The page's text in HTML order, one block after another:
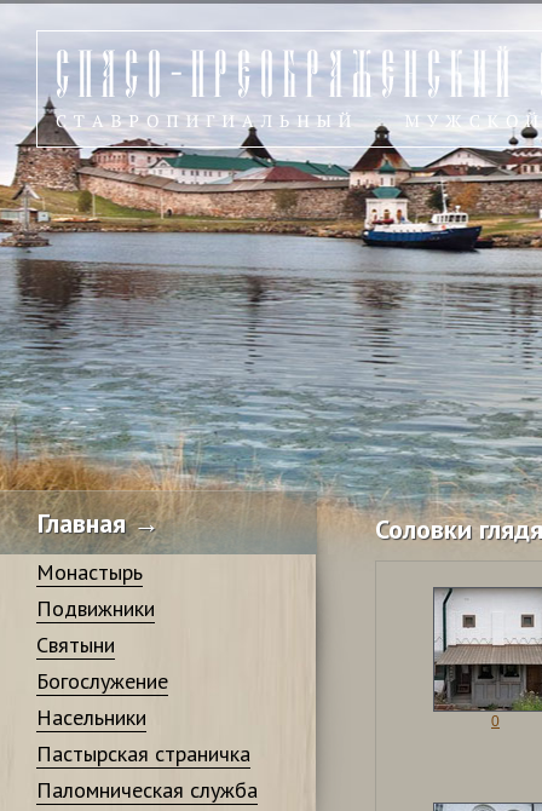
Главная →
Монастырь
Подвижники
Святыни
Богослужение
Насельники
Пастырская страничка
Паломническая служба
Соловки
0